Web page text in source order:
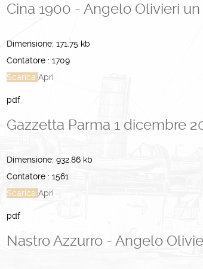
Cina 1900 - Angelo Olivieri
Dimensione: 171.75 kb
Contatore : 1709
Scarica Apri
pdf
Gazzetta Parma 1 dicembre
Dimensione: 932.86 kb
Contatore : 1561
Scarica Apri
pdf
Nastro Azzurro - Angelo